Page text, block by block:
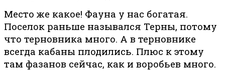
Место же какое! Фауна у нас богатая.
Поселок раньше назывался Терны, потому
что терновника много. А в терновнике
всегда кабаны плодились. Плюс к этому
там фазанов сейчас, как и воробьев много.